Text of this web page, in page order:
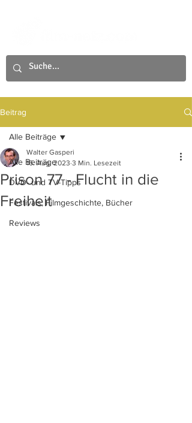
Beitrag
Alle Beiträge
DVD- und TV-Tipps
Festivals, Filmgeschichte, Bücher
Reviews
Alle Beiträge
Prison 77 - Flucht in die
Freiheit
Walter Gasperi
16. Aug. 2023 3 Min. Lesezeit